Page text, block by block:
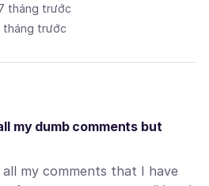
tháng trước
tháng trước
my dumb comments but
my comments that I have